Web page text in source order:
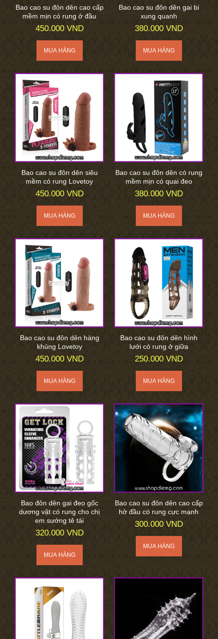
Bao cao su đôn dên cao cấp
mềm mịn có rung ở đầu
450.000 VND
Bao cao su đôn dên gai bi
xung quanh
380.000 VND
Bao cao su đôn dên siêu
mềm có rung Lovetoy
450.000 VND
Bao cao su đôn dên có rung
mềm mịn có quai đeo
380.000 VND
Bao cao su đôn dên hàng
khủng Lovetoy
450.000 VND
Bao cao su đôn dên hình
lưới có rung ở giữa
250.000 VND
Bao đôn dên gai đeo gốc
dương vật có rung cho chị
em sướng tê tái
320.000 VND
Bao cao su đôn dên cao cấp
hở đầu có rung cực mạnh
300.000 VND